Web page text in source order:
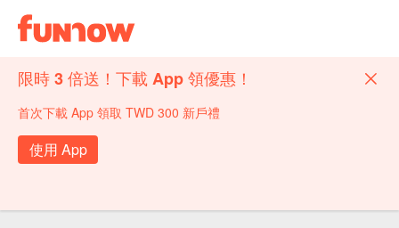
限時 3 倍送！下載 App 領優惠！
首次下載 App 領取 TWD 300 新戶禮
使用 App